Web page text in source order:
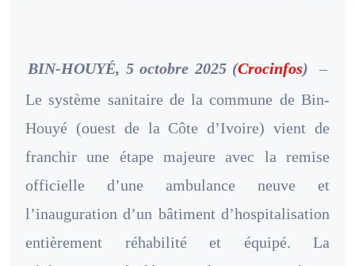
BIN-HOUYÉ, 5 octobre 2025 (Crocinfos)
–
Le système sanitaire de la commune de Bin-
Houyé (ouest de la Côte d’Ivoire) vient de
franchir une étape majeure avec la remise
officielle d’une ambulance neuve et
l’inauguration d’un bâtiment d’hospitalisation
entièrement réhabilité et équipé. La